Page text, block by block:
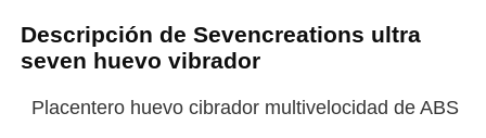
Descripción de Sevencreations ultra
seven huevo vibrador
Placentero huevo cibrador multivelocidad de ABS